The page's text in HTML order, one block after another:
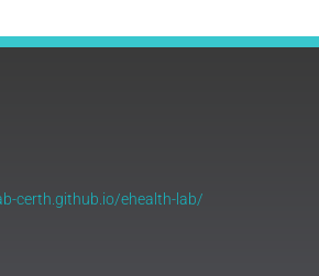
certh.github.io/ehealth-lab/